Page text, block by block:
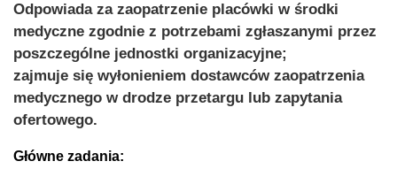
Odpowiada za zaopatrzenie placówki w środki
medyczne zgodnie z potrzebami zgłaszanymi przez
poszczególne jednostki organizacyjne;
zajmuje się wyłonieniem dostawców zaopatrzenia
medycznego w drodze przetargu lub zapytania
ofertowego.
Główne zadania: